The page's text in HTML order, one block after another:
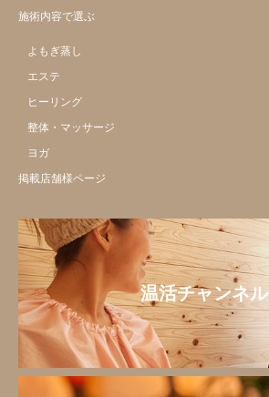
施術内容で選ぶ
よもぎ蒸し
エステ
ヒーリング
整体・マッサージ
ヨガ
掲載店舗様ページ
温活チャンネル